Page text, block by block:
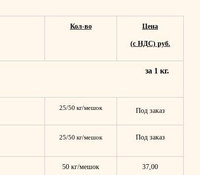
Кол-во Цена
(с НДС) руб.
1 кг.
25/50 кг/мешок Под заказ
25/50 кг/мешок Под заказ
50 кг/мешок 37,00